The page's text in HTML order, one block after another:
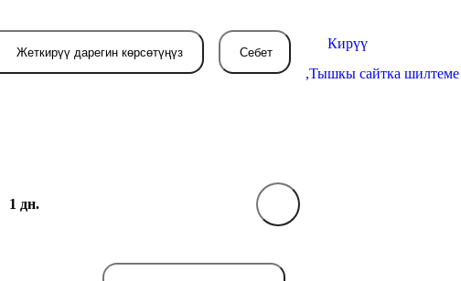
Жеткирүү дарегин көрсөтүңүз Себет
Кирүү
,Тышкы сайтка шилтеме
1 дн.
Бул жерде сиз буйрутма берген